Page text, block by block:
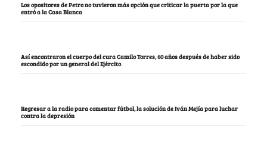
Los opositores de Petro no tuvieron más opción que criticar la puerta por la que
entró a la Casa Blanca
Así encontraron el cuerpo del cura Camilo Torres, 60 años después de haber sido
escondido por un general del Ejército
Regresar a la radio para comentar fútbol, la solución de Iván Mejía para luchar
contra la depresión